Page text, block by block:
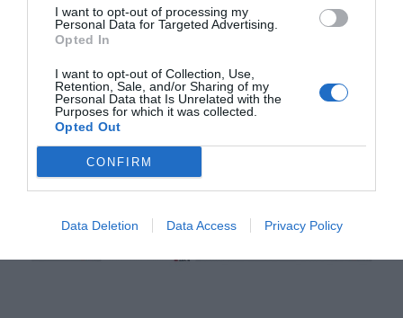
I want to opt-out of processing my
Personal Data for Targeted Advertising.
Opted In
I want to opt-out of Collection, Use,
Retention, Sale, and/or Sharing of my
Personal Data that Is Unrelated with the
Purposes for which it was collected.
Opted Out
CONFIRM
Data Deletion Data Access Privacy Policy